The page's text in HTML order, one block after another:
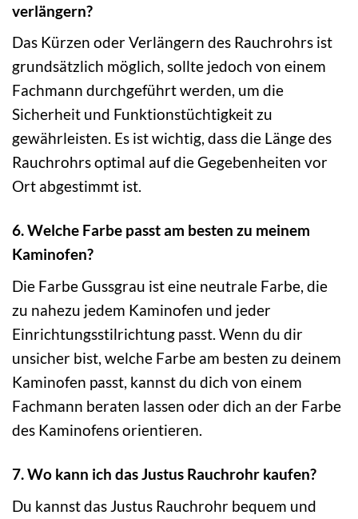
verlängern?
Das Kürzen oder Verlängern des Rauchrohrs ist
grundsätzlich möglich, sollte jedoch von einem
Fachmann durchgeführt werden, um die
Sicherheit und Funktionstüchtigkeit zu
gewährleisten. Es ist wichtig, dass die Länge des
Rauchrohrs optimal auf die Gegebenheiten vor
Ort abgestimmt ist.
6. Welche Farbe passt am besten zu meinem
Kaminofen?
Die Farbe Gussgrau ist eine neutrale Farbe, die
zu nahezu jedem Kaminofen und jeder
Einrichtungsstilrichtung passt. Wenn du dir
unsicher bist, welche Farbe am besten zu deinem
Kaminofen passt, kannst du dich von einem
Fachmann beraten lassen oder dich an der Farbe
des Kaminofens orientieren.
7. Wo kann ich das Justus Rauchrohr kaufen?
Du kannst das Justus Rauchrohr bequem und